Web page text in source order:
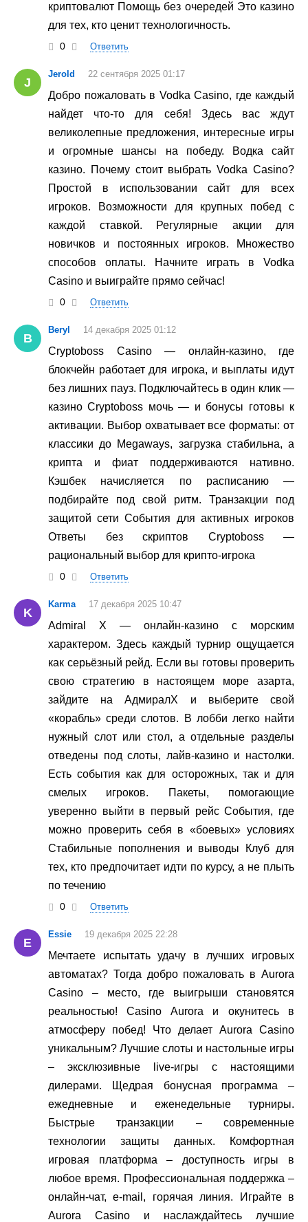
криптовалют Помощь без очередей Это казино
для тех, кто ценит технологичность.
0 Ответить
J
Jerold 22 сентября 2025 01:17
Добро пожаловать в Vodka Casino, где каждый
найдет что-то для себя! Здесь вас ждут
великолепные предложения, интересные игры
и огромные шансы на победу. Водка сайт
казино. Почему стоит выбрать Vodka Casino?
Простой в использовании сайт для всех
игроков. Возможности для крупных побед с
каждой ставкой. Регулярные акции для
новичков и постоянных игроков. Множество
способов оплаты. Начните играть в Vodka
Casino и выиграйте прямо сейчас!
0 Ответить
B
Beryl 14 декабря 2025 01:12
Cryptoboss Casino — онлайн-казино, где
блокчейн работает для игрока, и выплаты идут
без лишних пауз. Подключайтесь в один клик —
казино Cryptoboss мочь — и бонусы готовы к
активации. Выбор охватывает все форматы: от
классики до Megaways, загрузка стабильна, а
крипта и фиат поддерживаются нативно.
Кэшбек начисляется по расписанию —
подбирайте под свой ритм. Транзакции под
защитой сети События для активных игроков
Ответы без скриптов Cryptoboss —
рациональный выбор для крипто-игрока
0 Ответить
K
Karma 17 декабря 2025 10:47
Admiral X — онлайн-казино с морским
характером. Здесь каждый турнир ощущается
как серьёзный рейд. Если вы готовы проверить
свою стратегию в настоящем море азарта,
зайдите на АдмиралХ и выберите свой
«корабль» среди слотов. В лобби легко найти
нужный слот или стол, а отдельные разделы
отведены под слоты, лайв-казино и настолки.
Есть события как для осторожных, так и для
смелых игроков. Пакеты, помогающие
уверенно выйти в первый рейс События, где
можно проверить себя в «боевых» условиях
Стабильные пополнения и выводы Клуб для
тех, кто предпочитает идти по курсу, а не плыть
по течению
0 Ответить
E
Essie 19 декабря 2025 22:28
Мечтаете испытать удачу в лучших игровых
автоматах? Тогда добро пожаловать в Aurora
Casino – место, где выигрыши становятся
реальностью! Casino Aurora и окунитесь в
атмосферу побед! Что делает Aurora Casino
уникальным? Лучшие слоты и настольные игры
– эксклюзивные live-игры с настоящими
дилерами. Щедрая бонусная программа –
ежедневные и еженедельные турниры.
Быстрые транзакции – современные
технологии защиты данных. Комфортная
игровая платформа – доступность игры в
любое время. Профессиональная поддержка –
онлайн-чат, e-mail, горячая линия. Играйте в
Aurora Casino и наслаждайтесь лучшие